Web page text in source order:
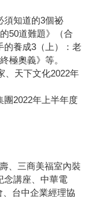
須知道的3個祕
50道難題》（合
的養成3（上）：老
極奧義》等。
、天下文化2022年
團2022年上半年度
、三商美福室內裝
念講座、中華電
台中企業經理協